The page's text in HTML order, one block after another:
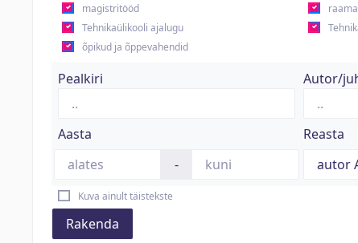
magistritööd
Tehnikaülikooli ajalugu
õpikud ja õppevahendid
Pealkiri Autor/
Aasta
-
Reasta
Kuva ainult täistekste
Rakenda